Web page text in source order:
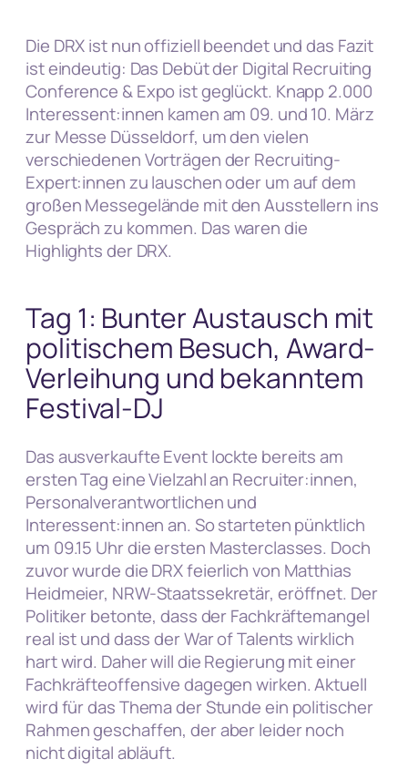
Die DRX ist nun offiziell beendet und das Fazit
ist eindeutig: Das Debüt der Digital Recruiting
Conference & Expo ist geglückt. Knapp 2.000
Interessent:innen kamen am 09. und 10. März
zur Messe Düsseldorf, um den vielen
verschiedenen Vorträgen der Recruiting-
Expert:innen zu lauschen oder um auf dem
großen Messegelände mit den Ausstellern ins
Gespräch zu kommen. Das waren die
Highlights der DRX.
Tag 1: Bunter Austausch mit
politischem Besuch, Award-
Verleihung und bekanntem
Festival-DJ
Das ausverkaufte Event lockte bereits am
ersten Tag eine Vielzahl an Recruiter:innen,
Personalverantwortlichen und
Interessent:innen an. So starteten pünktlich
um 09.15 Uhr die ersten Masterclasses. Doch
zuvor wurde die DRX feierlich von Matthias
Heidmeier, NRW-Staatssekretär, eröffnet. Der
Politiker betonte, dass der Fachkräftemangel
real ist und dass der War of Talents wirklich
hart wird. Daher will die Regierung mit einer
Fachkräfteoffensive dagegen wirken. Aktuell
wird für das Thema der Stunde ein politischer
Rahmen geschaffen, der aber leider noch
nicht digital abläuft.